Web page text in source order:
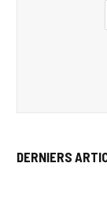
DERNIERS